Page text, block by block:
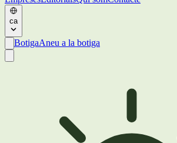
ca
BotigaAneu a la botiga